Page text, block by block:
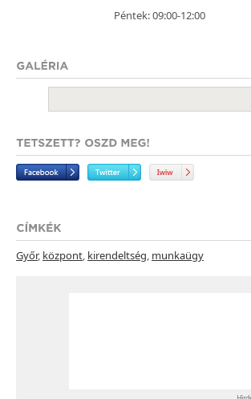
Péntek: 09:00-12:00
Győr, központ, kirendeltség, munkaügy